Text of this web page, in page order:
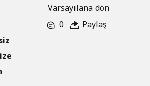
Varsayılana dön
0
Paylaş